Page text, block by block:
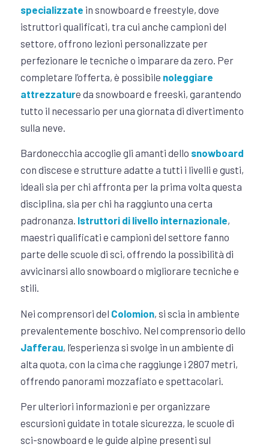
specializzate in snowboard e freestyle, dove
istruttori qualificati, tra cui anche campioni del
settore, offrono lezioni personalizzate per
perfezionare le tecniche o imparare da zero. Per
completare l’offerta, è possibile noleggiare
attrezzature da snowboard e freeski, garantendo
tutto il necessario per una giornata di divertimento
sulla neve.
Bardonecchia accoglie gli amanti dello snowboard
con discese e strutture adatte a tutti i livelli e gusti,
ideali sia per chi affronta per la prima volta questa
disciplina, sia per chi ha raggiunto una certa
padronanza. Istruttori di livello internazionale,
maestri qualificati e campioni del settore fanno
parte delle scuole di sci, offrendo la possibilità di
avvicinarsi allo snowboard o migliorare tecniche e
stili.
Nei comprensori del Colomion, si scia in ambiente
prevalentemente boschivo. Nel comprensorio dello
Jafferau, l’esperienza si svolge in un ambiente di
alta quota, con la cima che raggiunge i 2807 metri,
offrendo panorami mozzafiato e spettacolari.
Per ulteriori informazioni e per organizzare
escursioni guidate in totale sicurezza, le scuole di
sci-snowboard e le guide alpine presenti sul